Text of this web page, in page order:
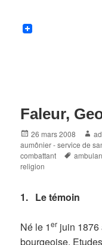
Faleur,
Posted
on
26 mars 2008
aumônier - service de
combattant
Tags
religion
1. Le témoin
Né le 1er juin
bourgeoise.